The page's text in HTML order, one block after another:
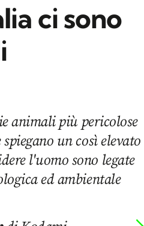
ci sono
animali più pericolose
un così elevato
l'uomo sono legate
ed ambientale